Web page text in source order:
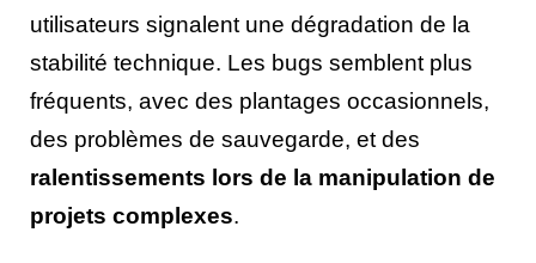
utilisateurs signalent une dégradation de la
stabilité technique. Les bugs semblent plus
fréquents, avec des plantages occasionnels,
des problèmes de sauvegarde, et des
ralentissements lors de la manipulation de
projets complexes.